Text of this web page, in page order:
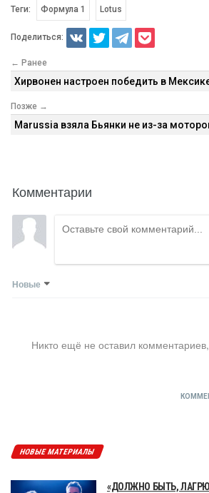
Теги: Формула 1 Lotus
Поделиться:
← Ранее
Хирвонен настроен победить в
Позже →
Marussia взяла Бьянки не из-за
Комментарии
Новые
Никто ещё не оставил
НОВЫЕ МАТЕРИАЛЫ
«ДОЛЖНО БЫТЬ, ЛАГРЮ